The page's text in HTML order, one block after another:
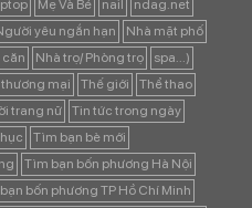
Mẹ Và Bé nail
ndag.net
yêu ngắn hạn
Nhà mặt phố
căn Nhà trọ/ Phòng trọ
spa...)
thương mại Thế giới
Thể thao
trang nữ
Tin tức trong ngày
Tìm bạn bè mới
Tìm bạn bốn phương Hà Nội
bốn phương TP Hồ Chí Minh